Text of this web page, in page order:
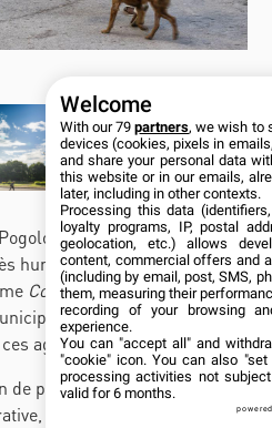
le premier quartier
humbles qui portaient des
Coco Solo, Palenqueou
de Marianao
agglomérations.
de procéder à une nouvelle
Marianao est divisée en
Welcome
With our 79partners, we wish to
devices (cookies, pixels in
and share your personal data
this website or in our emails,
later, including in other contexts.
Processing this data
loyalty programs, IP, postal
geolocation, etc.) allows
content, commercial offers and
(including by email, post, SMS,
them, measuring their
recording of your browsing
experience.
You can "accept all" and
"cookie" icon. You can also
processing activities not
valid for 6 months.